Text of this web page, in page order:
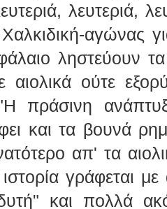
λευτεριά,
αγώνας
ληστεύουν
ούτε
"Η πράσινη
και τα βουνά
απ' τα
γράφεται
και πολλά